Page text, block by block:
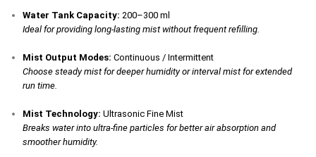
Water Tank Capacity: 200–300 ml
Ideal for providing long-lasting mist without frequent refilling.
Mist Output Modes: Continuous / Intermittent
Choose steady mist for deeper humidity or interval mist for extended
run time.
Mist Technology: Ultrasonic Fine Mist
Breaks water into ultra-fine particles for better air absorption and
smoother humidity.